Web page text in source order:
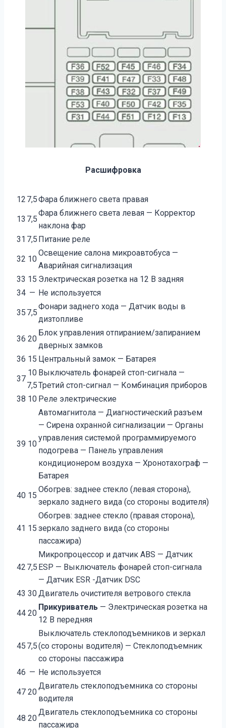
Расшифровка
12 7,5Фара ближнего света правая
13 7,5
Фара ближнего света левая — Корректор
наклона фар
31 7,5 Питание реле
32 10
Освещение салона микроавтобуса —
Аварийная сигнализация
33 15 Электрическая розетка на 12 В задняя
34 — Не используется
35 7,5
Фонари заднего хода — Датчик воды в
дизтопливе
36 20
Блок управления отпиранием/запиранием
дверных замков
36 15 Центральный замок — Батарея
37
10
7,5
Выключатель фонарей стоп-сигнала —
Третий стоп-сигнал — Комбинация приборов
38 10 Реле электрические
39 10
Автомагнитола — Диагностический разъем
— Сирена охранной сигнализации — Органы
управления системой программируемого
подогрева — Панель управления
кондиционером воздуха — Хронотахограф —
Батарея
40 15
Обогрев: заднее стекло (левая сторона),
зеркало заднего вида (со стороны водителя)
41 15
Обогрев: заднее стекло (правая сторона),
зеркало заднего вида (со стороны
пассажира)
42 7,5
Микропроцессор и датчик АВS — Датчик
ЕSР — Выключатель фонарей стоп-сигнала
— Датчик ESR -Датчик DSC
43 30Двигатель очистителя ветрового стекла
44 20
Прикуриватель — Электрическая розетка на
12 В передняя
45 7,5
Выключатель стеклоподъемников и зеркал
(со стороны водителя) — Стеклоподъемник
со стороны пассажира
46 — Не используется
47 20
Двигатель стеклоподъемника со стороны
водителя
48 20
Двигатель стеклоподъемника со стороны
пассажира